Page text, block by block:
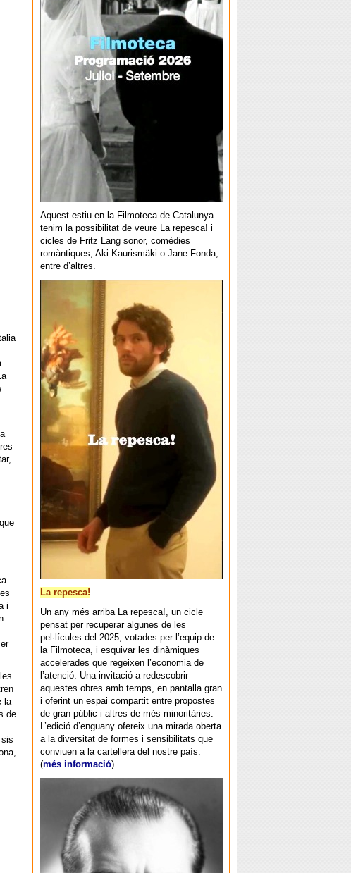
Aquest estiu en la Filmoteca de Catalunya
tenim la possibilitat de veure La repesca! i
cicles de Fritz Lang sonor, comèdies
romàntiques, Aki Kaurismäki o Jane Fonda,
entre d’altres.
La repesca!
Un any més arriba La repesca!, un cicle
pensat per recuperar algunes de les
pel·lícules del 2025, votades per l’equip de
la Filmoteca, i esquivar les dinàmiques
accelerades que regeixen l’economia de
l’atenció. Una invitació a redescobrir
aquestes obres amb temps, en pantalla gran
i oferint un espai compartit entre propostes
de gran públic i altres de més minoritàries.
L’edició d’enguany ofereix una mirada oberta
a la diversitat de formes i sensibilitats que
conviuen a la cartellera del nostre país.
(més informació)
i
la
de